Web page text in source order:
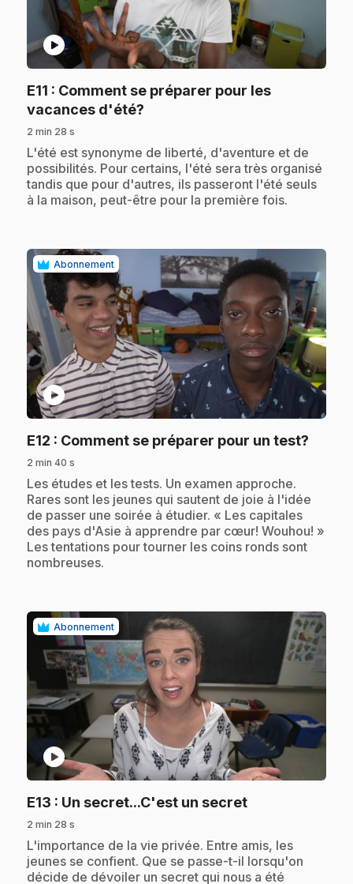
play_circle
E11 : Comment se préparer pour les
vacances d'été?
2 min 28 s
.L'été est synonyme de liberté, d'aventure et de
possibilités. Pour certains, l'été sera très organisé
tandis que pour d'autres, ils passeront l'été seuls
à la maison, peut-être pour la première fois.
Abonnement
play_circle
E12 : Comment se préparer pour un test?
2 min 40 s
.Les études et les tests. Un examen approche.
Rares sont les jeunes qui sautent de joie à l'idée
de passer une soirée à étudier. « Les capitales
des pays d'Asie à apprendre par cœur! Wouhou! »
Les tentations pour tourner les coins ronds sont
nombreuses.
Abonnement
play_circle
E13 : Un secret...C'est un secret.
2 min 28 s
.L'importance de la vie privée. Entre amis, les
jeunes se confient. Que se passe-t-il lorsqu'on
décide de dévoiler un secret qui nous a été